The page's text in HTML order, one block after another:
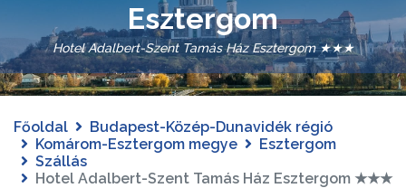
Esztergom
Hotel Adalbert-Szent Tamás Ház Esztergom ★★★
Főoldal
Budapest-Közép-Dunavidék régió
Komárom-Esztergom megye
Esztergom
Szállás
Hotel Adalbert-Szent Tamás Ház Esztergom ★★★